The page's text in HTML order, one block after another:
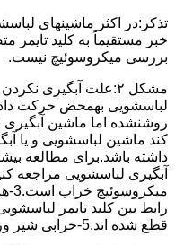
ﺗﺬﮐﺮ:در اﮐﺜﺮ ماشینهای
ﺧﺒﺮ مستقیماً ﺑﻪ ﮐﻠﯿﺪ ﺗﺎﯾﻤﺮ
بررسی ﻣﯿﮑﺮوﺳﻮﺋﯿﭻ نیست.
مشکل ۲:علت آبگیری
لباسشویی بهمحض ﺣﺮﮐﺖ
روشنشده اﻣﺎ ﻣﺎﺷﯿﻦ
کند ماشین لباسشویی و یا
داشته باشد.برای مطالعه
راﺑﻂ ﺑﯿﻦ ﮐﻠﯿﺪ ﺗﺎﯾﻤﺮ
ﻗﻄﻊ ﺷﺪه اند.5-خرابی شیر ورودی آب